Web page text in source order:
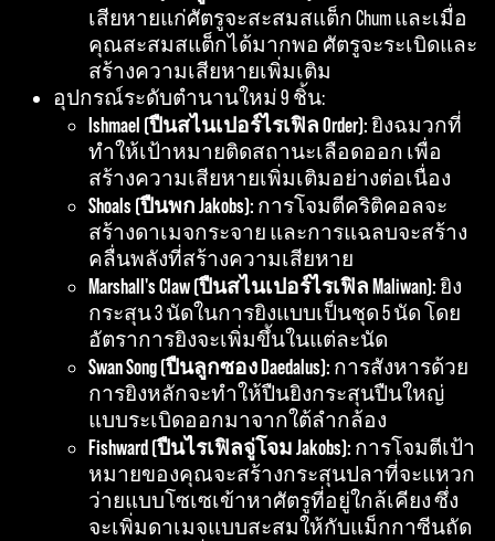
เสียหายแก่ศัตรูจะสะสมสแต็ก Chum และเมื่อ
คุณสะสมสแต็กได้มากพอ ศัตรูจะระเบิดและ
สร้างความเสียหายเพิ่มเติม
อุปกรณ์ระดับตำนานใหม่ 9 ชิ้น:
Ishmael (ปืนสไนเปอร์ไรเฟิล Order):ยิงฉมวกที่
ทำให้เป้าหมายติดสถานะเลือดออก เพื่อ
สร้างความเสียหายเพิ่มเติมอย่างต่อเนื่อง
Shoals (ปืนพก Jakobs): การโจมตีคริติคอลจะ
สร้างดาเมจกระจาย และการแฉลบจะสร้าง
คลื่นพลังที่สร้างความเสียหาย
Marshall's Claw (ปืนสไนเปอร์ไรเฟิล Maliwan):ยิง
กระสุน 3 นัดในการยิงแบบเป็นชุด 5 นัด โดย
อัตราการยิงจะเพิ่มขึ้นในแต่ละนัด
Swan Song (ปืนลูกซอง Daedalus): การสังหารด้วย
การยิงหลักจะทำให้ปืนยิงกระสุนปืนใหญ่
แบบระเบิดออกมาจากใต้ลำกล้อง
Fishward (ปืนไรเฟิลจู่โจม Jakobs): การโจมตีเป้า
หมายของคุณจะสร้างกระสุนปลาที่จะแหวก
ว่ายแบบโซเซเข้าหาศัตรูที่อยู่ใกล้เคียง ซึ่ง
จะเพิ่มดาเมจแบบสะสมให้กับแม็กกาซีนถัด